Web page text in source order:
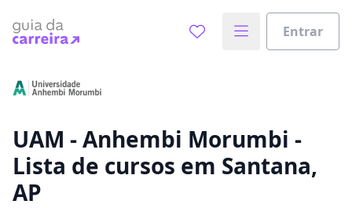
Entrar
UAM - Anhembi Morumbi -
Lista de cursos em Santana,
AP